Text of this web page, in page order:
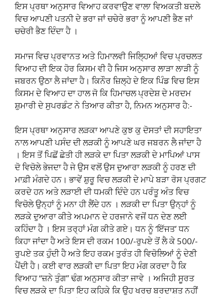
ਇਸ ਪ੍ਰਥਾ ਅਨੁਸਾਰ ਵਿਆਹ ਕਰਵਾਉਣ ਵਾਲਾ ਵਿਅਕਤੀ ਬਦਲੇ
ਵਿਚ ਆਪਣੀ ਪਤਨੀ ਦੇ ਭਰਾ ਜਾਂ ਚਚੇਰੇ ਭਰਾ ਨੂੰ ਆਪਣੀ ਭੈਣ ਜਾਂ
ਚਚੇਰੀ ਭੈਣ ਦਿੰਦਾ ਹੈ ।
ਸਮਾਜ ਵਿਚ ਪ੍ਰਵਾਨਤ ਅਤੇ ਹਿਮਾਲਵੀ ਜਿਲ੍ਹਿਆਂ ਵਿਚ ਪ੍ਰਚਲਤ
ਵਿਆਹ ਦੀ ਇਕ ਹੋਰ ਕਿਸਮ ਵੀ ਹੈ ਜਿਸ ਅਨੁਸਾਰ ਲਾੜਾ ਲਾੜੀ ਨੂੰ
ਜਬਰਨ ਉਠਾ ਲੈ ਜਾਂਦਾ ਹੈ। ਕਿਨੌਰ ਜ਼ਿਲ੍ਹੇ ਦੇ ਇਕ ਪਿੰਡ ਵਿਚ ਇਸ
ਕਿਸਮ ਦੇ ਵਿਆਹ ਦਾ ਹਾਲ ਜੋ ਕਿ ਹਿਮਾਚਲ ਪ੍ਰਦੇਸ਼ ਦੇ ਮਰਦਮ
ਸ਼ੁਮਾਰੀ ਦੇ ਸੁਪਰਡੰਟ ਨੇ ਤਿਆਰ ਕੀਤਾ ਹੈ, ਨਿਮਨ ਅਨੁਸਾਰ ਹੈ:-
ਇਸ ਪ੍ਰਥਾ ਅਨੁਸਾਰ ਲੜਕਾ ਆਪਣੇ ਕੁਝ ਕੁ ਦੋਸਤਾਂ ਦੀ ਸਹਾਇਤਾ
ਨਾਲ ਆਪਣੀ ਪਸੰਦ ਦੀ ਲੜਕੀ ਨੂੰ ਆਪਣੇ ਘਰ ਜਬਰਨ ਲੈ ਜਾਂਦਾ ਹੈ
। ਇਸ ਤੋਂ ਪਿਛੋਂ ਛੇਤੀ ਹੀ ਲੜਕੇ ਦਾ ਪਿਤਾ ਲੜਕੀ ਦੇ ਮਾਪਿਆਂ ਪਾਸ
ਦੋ ਵਿਚੋਲੇ ਭੇਜਦਾ ਹੈ ਜੇ ਉਸ ਵਲੋਂ ਉਸ ਦੁਆਰਾ ਲੜਕੀ ਨੂੰ ਹਰਣ ਦੀ
ਮਾਫ਼ੀ ਮੰਗਦੇ ਹਨ। ਭਾਵੇਂ ਸ਼ੁਰੂ ਵਿਚ ਲੜਕੀ ਦੇ ਮਾਪੇ ਬੜਾ ਰੋਸ ਪ੍ਰਗਟ
ਕਰਦੇ ਹਨ ਅਤੇ ਲੜਾਈ ਦੀ ਧਮਕੀ ਦਿੰਦੇ ਹਨ ਪਰੰਤੂ ਅੰਤ ਵਿਚ
ਵਿਚੋਲੇ ਉਨ੍ਹਾਂ ਨੂੰ ਮਨਾ ਹੀ ਲੈਂਦੇ ਹਨ । ਲੜਕੀ ਦਾ ਪਿਤਾ ਉਨ੍ਹਾਂ ਨੂੰ
ਲੜਕੇ ਦੁਆਰਾ ਕੀਤੇ ਅਪਮਾਨ ਦੇ ਹਰਜਾਨੇ ਵਜੋਂ ਧਨ ਦੇਣ ਲਈ
ਕਹਿੰਦਾ ਹੈ । ਇਸ ਤਰ੍ਹਾਂ ਮੰਗ ਕੀਤੇ ਗਏ। ਧਨ ਨੂੰ ‘ਇੱਜਤ’ ਧਨ
ਕਿਹਾ ਜਾਂਦਾ ਹੈ ਅਤੇ ਇਸ ਦੀ ਰਕਮ 100/-ਰੁਪਏ ਤੋਂ ਲੈ ਕੇ 500/-
ਰੁਪਏ ਤਕ ਹੁੰਦੀ ਹੈ ਅਤੇ ਇਹ ਰਕਮ ਤੁਰੰਤ ਹੀ ਵਿਚੋਲਿਆਂ ਨੂੰ ਦੇਣੀ
ਪੈਂਦੀ ਹੈ। ਕਈ ਵਾਰ ਲੜਕੀ ਦਾ ਪਿਤਾ ਇਹ ਮੰਗ ਕਰਦਾ ਹੈ ਕਿ
ਵਿਆਹ “ਜ਼ਨੇ ਤੁੰਗ” ਢੰਗ ਅਨੁਸਾਰ ਕੀਤਾ ਜਾਵੇ । ਅਜਿਹੀ ਸੂਰਤ
ਵਿਚ ਲੜਕੇ ਦਾ ਪਿਤਾ ਇਹ ਕਹਿਕੇ ਕਿ ਉਹ ਖਰਚ ਬਰਦਾਸ਼ਤ ਨਹੀਂ